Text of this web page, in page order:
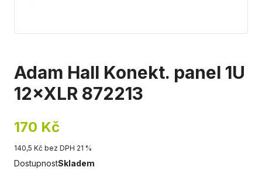
Adam Hall Konekt. panel 1U
12×XLR 872213
170 Kč
140,5 Kč bez DPH 21 %
DostupnostSkladem